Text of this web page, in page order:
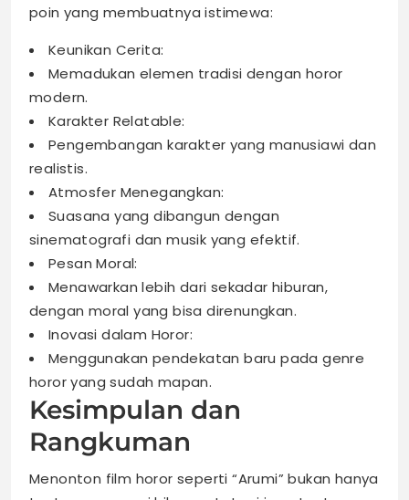
poin yang membuatnya istimewa:
Keunikan Cerita:
Memadukan elemen tradisi dengan horor
modern.
Karakter Relatable:
Pengembangan karakter yang manusiawi dan
realistis.
Atmosfer Menegangkan:
Suasana yang dibangun dengan
sinematografi dan musik yang efektif.
Pesan Moral:
Menawarkan lebih dari sekadar hiburan,
dengan moral yang bisa direnungkan.
Inovasi dalam Horor:
Menggunakan pendekatan baru pada genre
horor yang sudah mapan.
Kesimpulan dan
Rangkuman
Menonton film horor seperti “Arumi” bukan hanya